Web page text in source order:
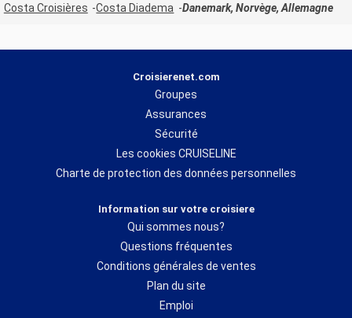
Costa Croisières
Costa Diadema Danemark, Norvège, Allemagne
Croisierenet.com
Groupes
Assurances
Sécurité
Les cookies CRUISELINE
Charte de protection des données personnelles
Information sur votre croisiere
Qui sommes nous?
Questions fréquentes
Conditions générales de ventes
Plan du site
Emploi